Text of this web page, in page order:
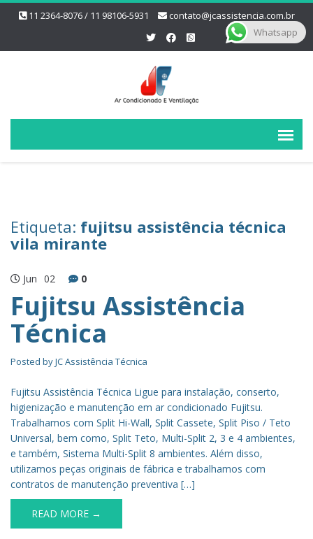
11 2364-8076 / 11 98106-5931 contato@jcassistencia.com.br
Etiqueta: fujitsu assistência técnica
vila mirante
Jun 02 0
Fujitsu Assistência
Técnica
Posted byJC Assistência Técnica
Fujitsu Assistência Técnica Ligue para instalação, conserto,
higienização e manutenção em ar condicionado Fujitsu.
Trabalhamos com Split Hi-Wall, Split Cassete, Split Piso / Teto
Universal, bem como, Split Teto, Multi-Split 2, 3 e 4 ambientes,
e também, Sistema Multi-Split 8 ambientes. Além disso,
utilizamos peças originais de fábrica e trabalhamos com
contratos de manutenção preventiva […]
READ MORE →
Whatsapp